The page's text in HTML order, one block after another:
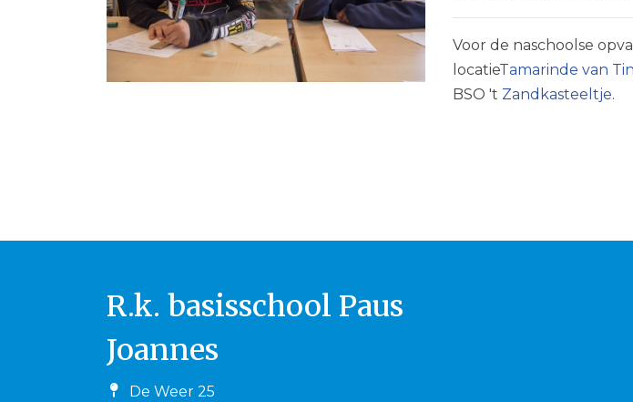
Voor de naschoolse
locatieTamarinde van
BSO 't Zandkasteeltje.
R.k. basisschool Paus
Joannes
De Weer 25